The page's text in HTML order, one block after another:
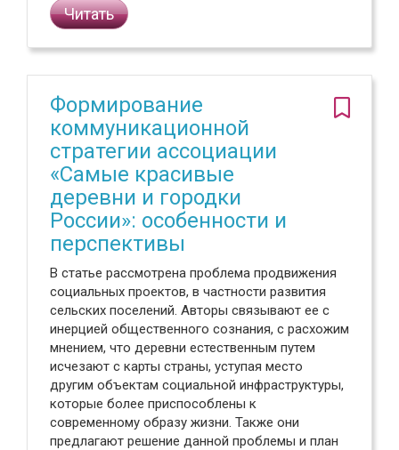
Читать
Формирование
коммуникационной
стратегии ассоциации
«Самые красивые
деревни и городки
России»: особенности и
перспективы
В статье рассмотрена проблема продвижения
социальных проектов, в частности развития
сельских поселений. Авторы связывают ее с
инерцией общественного сознания, с расхожим
мнением, что деревни естественным путем
исчезают с карты страны, уступая место
другим объектам социальной инфраструктуры,
которые более приспособлены к
современному образу жизни. Также они
предлагают решение данной проблемы и план